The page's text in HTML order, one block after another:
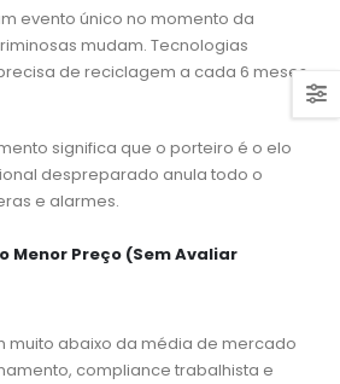
evento único no momento da
mudam. Tecnologias
de reciclagem a cada 6 meses,
significa que o porteiro é o elo
despreparado anula todo o
e alarmes.
Menor Preço (Sem Avaliar
muito abaixo da média de mercado
compliance trabalhista e